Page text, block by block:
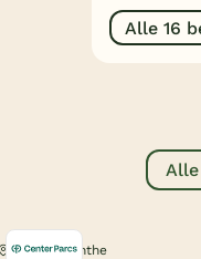
Alle populaire
Veluwe
Alle 16
Dalen, Drenthe